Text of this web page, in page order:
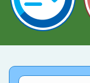
指
賽
賀